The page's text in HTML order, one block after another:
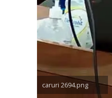
caruri 2694.png